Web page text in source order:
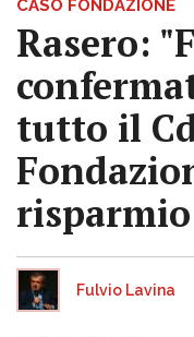
CASO FONDAZIONE
Rasero:
tutto il
Fulvio Lavina